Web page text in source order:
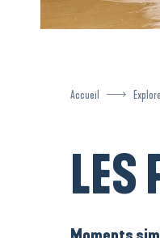
Accueil
LES